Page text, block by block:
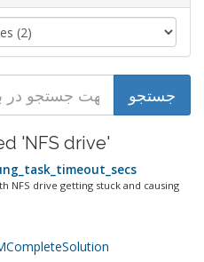
'NFS drive'
NFS drive getting stuck and causing